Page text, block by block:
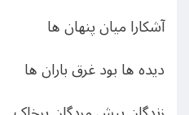
آشکارا میان پنهان ها
دیده ها بود غرق باران ها